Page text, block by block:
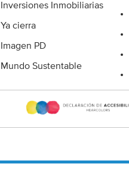
Inversiones Inmobiliarias
Ya cierra
Imagen PD
Mundo Sustentable